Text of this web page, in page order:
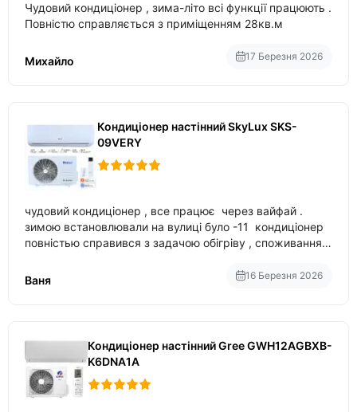
Чудовий кондиціонер , зима-літо всі функції працюють .
Повністю справляється з приміщенням 28кв.м
Михайло 17 Березня 2026
Кондиціонер настінний SkyLux SKS-
09VERY
чудовий кондиціонер , все працює через вайфай .
зимою встановлювали на вулиці було -11 кондиціонер
повністью справився з задачою обігріву , споживання
температури
Ваня 16 Березня 2026
Кондиціонер настінний Gree GWH12AGBXB-
K6DNA1A